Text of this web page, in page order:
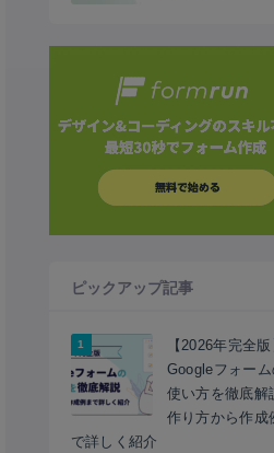
ピックアップ記事
【2026年完全版
Googleフォー
使い方を徹底解
作り方から作成
で詳しく紹介